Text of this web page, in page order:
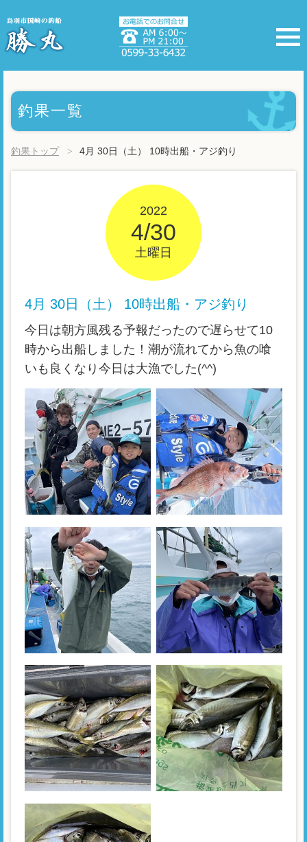
釣果一覧
釣果トップ 4月 30日（土） 10時出船・アジ釣り
2022
4/30
土曜日
4月 30日（土） 10時出船・アジ釣り
今日は朝方風残る予報だったので遅らせて10
時から出船しました！潮が流れてから魚の喰
いも良くなり今日は大漁でした(^^)